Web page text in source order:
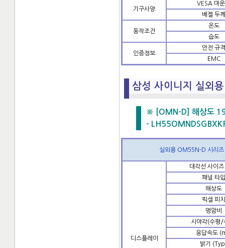
기구사양
VESA 마
베젤 두께
동작조건
온도
습도
인증정보
안전 규격
EMC
삼성 사이니지 실외
※ [OMN-D] 해상도
-
실외용 OM55N-D 시리즈
디스플레이
대각선 사이
패널 타입
해상도
픽셀 피치
명암비
시야각(수평/
응답속도
밝기